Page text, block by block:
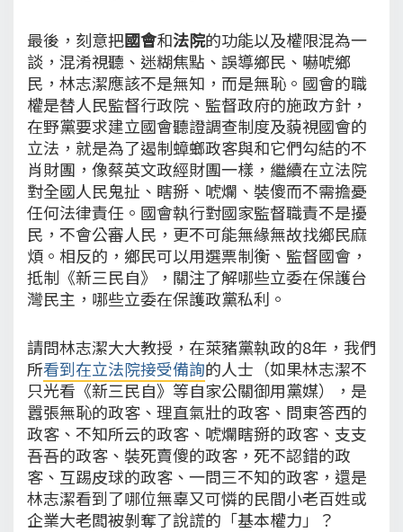
最後，刻意把國會和法院的功能以及權限混為一
談，混淆視聽、迷糊焦點、誤導鄉民、嚇唬鄉
民，林志潔應該不是無知，而是無恥。國會的職
權是替人民監督行政院、監督政府的施政方針，
在野黨要求建立國會聽證調查制度及藐視國會的
立法，就是為了遏制蟑螂政客與和它們勾結的不
肖財團，像蔡英文政經財團一樣，繼續在立法院
對全國人民鬼扯、瞎掰、唬爛、裝傻而不需擔憂
任何法律責任。國會執行對國家監督職責不是擾
民，不會公審人民，更不可能無緣無故找鄉民麻
煩。相反的，鄉民可以用選票制衡、監督國會，
抵制《新三民自》，關注了解哪些立委在保護台
灣民主，哪些立委在保護政黨私利。
請問林志潔大大教授，在萊豬黨執政的8年，我們
所看到在立法院接受備詢的人士（如果林志潔不
只光看《新三民自》等自家公關御用黨媒），是
囂張無恥的政客、理直氣壯的政客、問東答西的
政客、不知所云的政客、唬爛瞎掰的政客、支支
吾吾的政客、裝死賣傻的政客，死不認錯的政
客、互踢皮球的政客、一問三不知的政客，還是
林志潔看到了哪位無辜又可憐的民間小老百姓或
企業大老闆被剝奪了說謊的「基本權力」？